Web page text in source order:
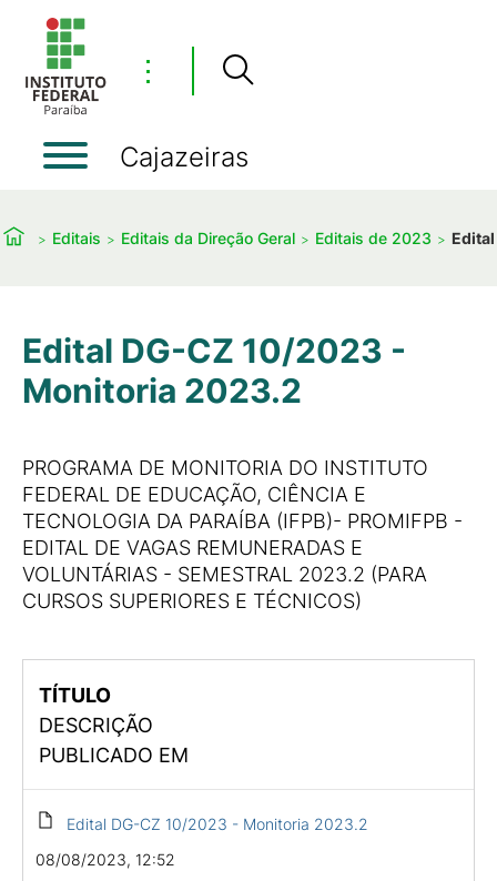
⋮
Cajazeiras
Editais Editais da Direção Geral Editais de 2023
Edital DG-CZ 10/2023 -
Monitoria 2023.2
PROGRAMA DE MONITORIA DO INSTITUTO
FEDERAL DE EDUCAÇÃO, CIÊNCIA E
TECNOLOGIA DA PARAÍBA (IFPB)- PROMIFPB -
EDITAL DE VAGAS REMUNERADAS E
VOLUNTÁRIAS - SEMESTRAL 2023.2 (PARA
CURSOS SUPERIORES E TÉCNICOS)
TÍTULO
DESCRIÇÃO
PUBLICADO EM
Edital DG-CZ 10/2023 - Monitoria 2023.2
08/08/2023, 12:52